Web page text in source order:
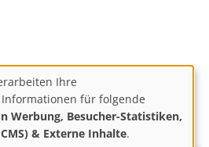
Ihre
für folgende
Werbung, Besucher-Statistiken,
& Externe Inhalte.